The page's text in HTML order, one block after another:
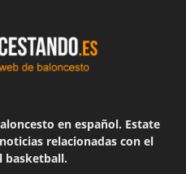
en español. Estate
relacionadas con el
basketball.